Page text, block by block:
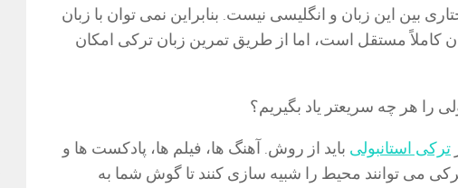
بین این زبان و انگلیسی نیست. بنابراین نمی توان با زبان
کاملاً مستقل است، اما از طریق تمرین زبان ترکی امکان
ترکی استانبولی باید از روش. آهنگ ها، فیلم ها، پادکست ها و
می توانند محیط را شبیه سازی کنند تا گوش شما به